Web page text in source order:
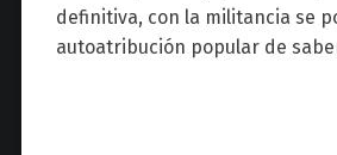
definitiva, con la militancia se
autoatribución popular de